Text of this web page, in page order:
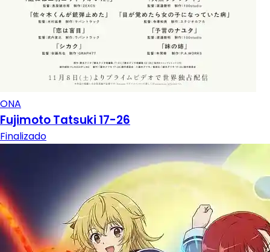
ONA
Fujimoto Tatsuki 17-26
Finalizado